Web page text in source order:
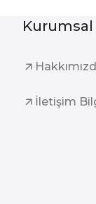
Kurumsal
İletişim